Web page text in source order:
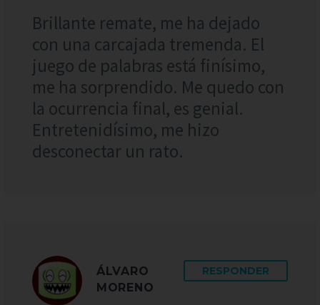
Brillante remate, me ha dejado
con una carcajada tremenda. El
juego de palabras está finísimo,
me ha sorprendido. Me quedo con
la ocurrencia final, es genial.
Entretenidísimo, me hizo
desconectar un rato.
ÁLVARO
MORENO
RESPONDER